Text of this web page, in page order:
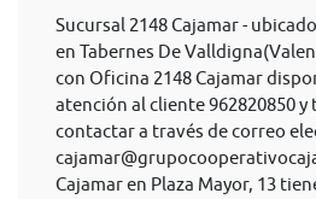
Sucursal 2148 Cajamar -
en Tabernes De
con Oficina 2148 Cajamar
atención al cliente 962820850
contactar a través de correo
Cajamar en Plaza Mayor, 13